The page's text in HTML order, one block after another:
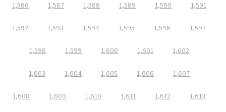
1,586 1,587 1,588 1,589 1,590 1,591
1,592 1,593 1,594 1,595 1,596 1,597
1,598 1,599 1,600 1,601 1,602
1,603 1,604 1,605 1,606 1,607
1,608 1,609 1,610 1,611 1,612 1,613